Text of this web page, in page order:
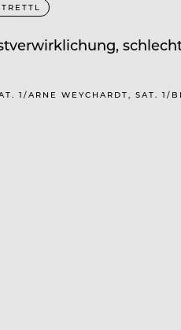
1/ARNE WEYCHARDT, SAT.